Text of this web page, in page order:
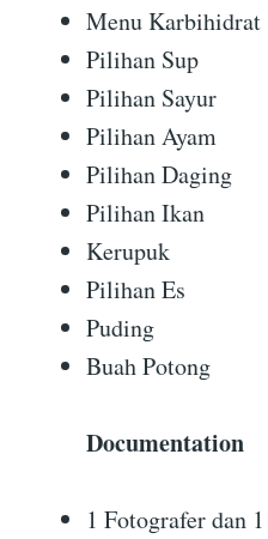
Menu Karbihidrat
Pilihan Sup
Pilihan Sayur
Pilihan Ayam
Pilihan Daging
Pilihan Ikan
Kerupuk
Pilihan Es
Puding
Buah Potong
Documentation
1 Fotografer dan